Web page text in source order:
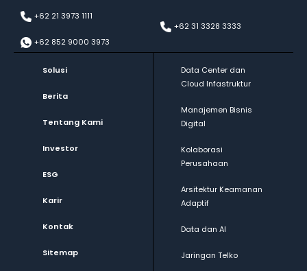
+62 21 3973 1111
+62 852 9000 3973
+62 31 3328 3333
Solusi
Berita
Tentang Kami
Investor
ESG
Karir
Kontak
Sitemap
Data Center dan
Cloud Infastruktur
Manajemen Bisnis
Digital
Kolaborasi
Perusahaan
Arsitektur Keamanan
Adaptif
Data dan AI
Jaringan Telko